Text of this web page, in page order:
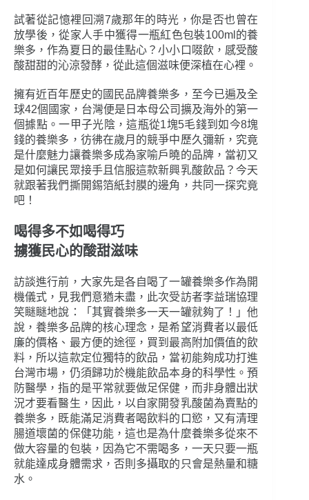
試著從記憶裡回溯7歲那年的時光，你是否也曾在
放學後，從家人手中獲得一瓶紅色包裝100ml的養
樂多，作為夏日的最佳點心？小小口啜飲，感受酸
酸甜甜的沁涼發酵，從此這個滋味便深植在心裡。
擁有近百年歷史的國民品牌養樂多，至今已遍及全
球42個國家，台灣便是日本母公司擴及海外的第一
個據點。一甲子光陰，這瓶從1塊5毛錢到如今8塊
錢的養樂多，彷彿在歲月的競爭中歷久彌新，究竟
是什麼魅力讓養樂多成為家喻戶曉的品牌，當初又
是如何讓民眾接手且信服這款新興乳酸飲品？今天
就跟著我們撕開錫箔紙封膜的邊角，共同一探究竟
吧！
喝得多不如喝得巧
擄獲民心的酸甜滋味
訪談進行前，大家先是各自喝了一罐養樂多作為開
機儀式，見我們意猶未盡，此次受訪者李益瑞協理
笑瞇瞇地說：「其實養樂多一天一罐就夠了！」他
說，養樂多品牌的核心理念，是希望消費者以最低
廉的價格、最方便的途徑，買到最高附加價值的飲
料，所以這款定位獨特的飲品，當初能夠成功打進
台灣市場，仍須歸功於機能飲品本身的科學性。預
防醫學，指的是平常就要做足保健，而非身體出狀
況才要看醫生，因此，以自家開發乳酸菌為賣點的
養樂多，既能滿足消費者喝飲料的口慾，又有清理
腸道壞菌的保健功能，這也是為什麼養樂多從來不
做大容量的包裝，因為它不需喝多，一天只要一瓶
就能達成身體需求，否則多攝取的只會是熱量和糖
水。